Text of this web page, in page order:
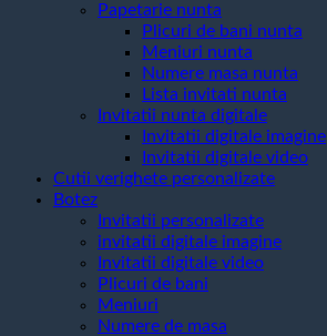
Papetarie nunta
Plicuri de bani nunta
Meniuri nunta
Numere masa nunta
Lista invitati nunta
Invitatii nunta digitale
Invitatii digitale imagine
Invitatii digitale video
Cutii verighete personalizate
Botez
Invitatii personalizate
invitatii digitale imagine
Invitatii digitale video
Plicuri de bani
Meniuri
Numere de masa